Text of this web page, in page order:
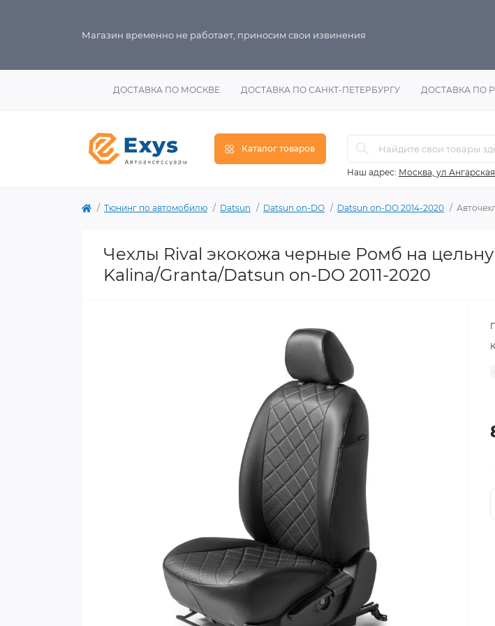
Магазин временно не работает, приносим свои извинения
ДОСТАВКА ПО МОСКВЕ ДОСТАВКА ПО САНКТ-ПЕТЕРБУРГУ ДОСТАВКА ПО
Каталог товаров
Наш адрес: Москва, ул
Тюнинг по автомобилю Datsun Datsun on-DO Datsun on-DO 2014-2020
Чехлы Rival экокожа черные Ромб на
Kalina/Granta/Datsun on-DO 2011-2020